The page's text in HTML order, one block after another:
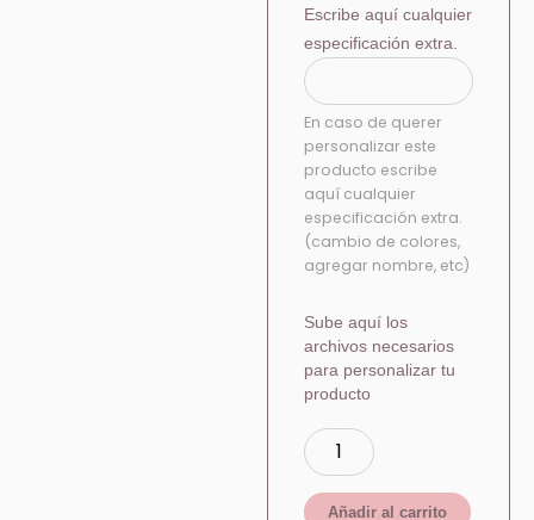
Escribe aquí cualquier
especificación extra.
En caso de querer
personalizar este
producto escribe
aquí cualquier
especificación extra.
(cambio de colores,
agregar nombre, etc)
Sube aquí los
archivos necesarios
para personalizar tu
producto
Añadir al carrito